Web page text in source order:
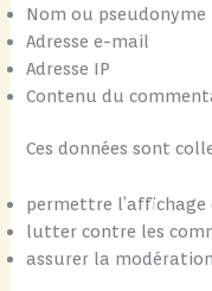
Nom ou pseudonyme
Adresse e-mail
Adresse IP
Contenu du
Ces données sont
permettre l’affichage
lutter contre les
assurer la